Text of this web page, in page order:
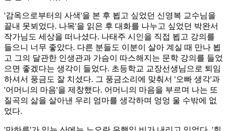
'감옥으로부터의 사색'을 본 후 뵙고 싶었던 신영복 교수님을
끝내 못뵈었다. 나목'을 읽은 후 대화를 나누고 싶었던 박완서
작가님도 세상을 떠나셨다. 나태주 시인을 직접 뵙고 강의를
들으니 너무 좋았다. 다른 분들도 이분이 살아 계실 때 만나 뵙
고 그의 달관한 인생관과 가슴이 따스해지는 문학 강의를 들었
으면 좋겠다는 생각이 들었다. 초등학교 교장선생님으로 퇴임
하셔서 풍금도 잘 치셨다. 그 풍금소리에 맞춰서 '오빠 생각'과
'어머니의 마음'을 제창했다. 어머니의 마음을 부르며 나는 또
질곡의 삶을 살아낸 우리 엄마를 생각하며 엉엉 울 수밖에 없
었다.